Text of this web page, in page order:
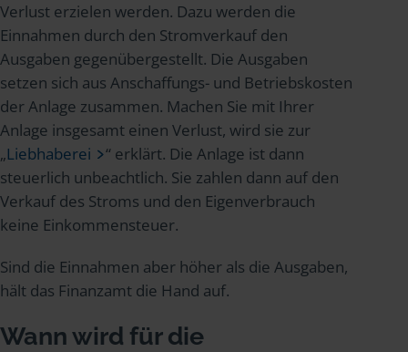
Verlust erzielen werden. Dazu werden die
Einnahmen durch den Stromverkauf den
Ausgaben gegenübergestellt. Die Ausgaben
setzen sich aus Anschaffungs- und Betriebskosten
der Anlage zusammen. Machen Sie mit Ihrer
Anlage insgesamt einen Verlust, wird sie zur
„Liebhaberei
“ erklärt. Die Anlage ist dann
steuerlich unbeachtlich. Sie zahlen dann auf den
Verkauf des Stroms und den Eigenverbrauch
keine Einkommensteuer.
Sind die Einnahmen aber höher als die Ausgaben,
hält das Finanzamt die Hand auf.
Wann wird für die